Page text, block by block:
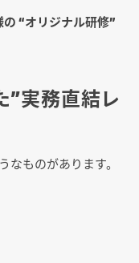
“オリジナル研修”
実務直結レ
ものがあります。